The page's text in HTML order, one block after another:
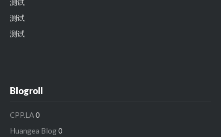
测试
测试
Blogroll
CPP.LA 0
Huangea Blog0